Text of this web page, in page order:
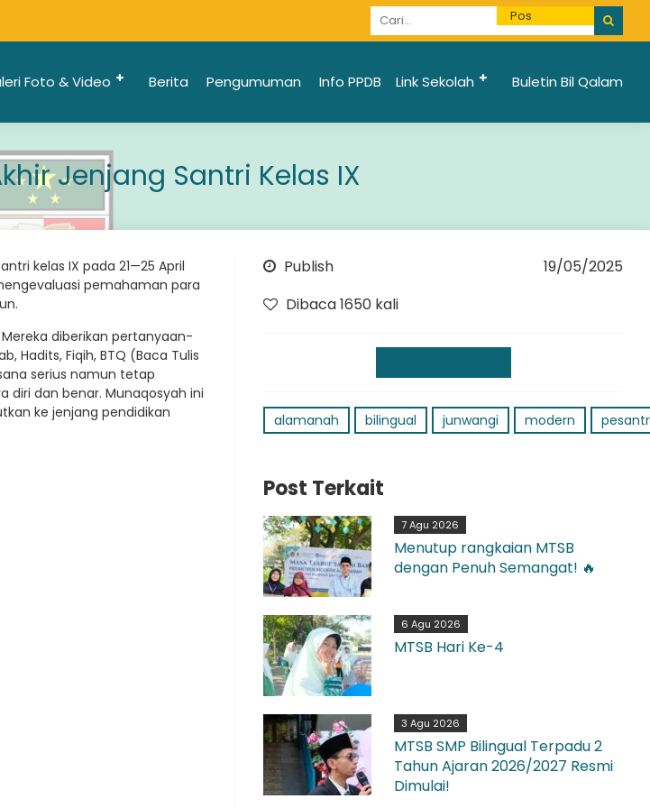
Informasi Penerimaan Santri Baru 2025/2026
Foto & Video Berita Pengumuman Info PPDB Link Sekolah Buletin Bil Qalam
Jenjang Santri Kelas IX
kelas IX pada 21—25 April
pemahaman para
diberikan pertanyaan-
Hadits, Fiqih, BTQ (Baca Tulis
serius namun tetap
dan benar. Munaqosyah ini
ke jenjang pendidikan
Publish
19/05/2025
Dibaca 1650 kali
alamanah bilingual junwangi modern
Post Terkait
7 Agu 2026
Menutup rangkaian MTSB
dengan Penuh Semangat! 🔥
6 Agu 2026
MTSB Hari Ke-4
3 Agu 2026
MTSB SMP Bilingual Terpadu 2
Tahun Ajaran 2026/2027 Resmi
Dimulai!